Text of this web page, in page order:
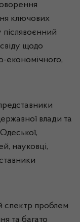
ключових
післявоєнний
щодо
економічного,
влади та
науковці,
проблем
та багато